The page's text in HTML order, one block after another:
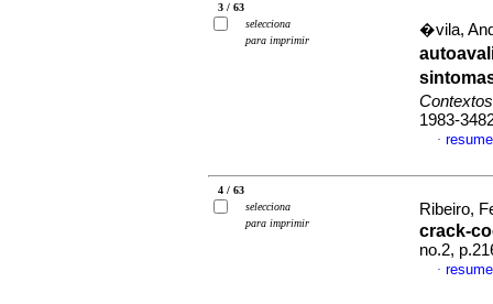
3 / 63
selecciona
para imprimir
�vila,
1983-
·
4 / 63
selecciona
para imprimir
Ribeiro,
crack-
no.2,
·